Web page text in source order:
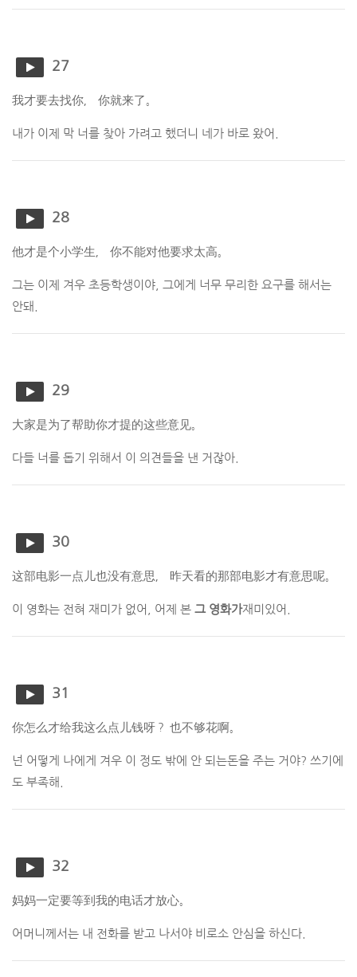
27
我才要去找你， 你就来了。
내가 이제 막 너를 찾아 가려고 했더니 네가 바로 왔어.
28
他才是个小学生， 你不能对他要求太高。
그는 이제 겨우 초등학생이야, 그에게 너무 무리한 요구를 해서는
안돼.
29
大家是为了帮助你才提的这些意见。
다들 너를 돕기 위해서 이 의견들을 낸 거잖아.
30
这部电影一点儿也没有意思， 昨天看的那部电影才有意思呢。
이 영화는 전혀 재미가 없어, 어제 본 그 영화가재미있어.
31
你怎么才给我这么点儿钱呀？ 也不够花啊。
넌 어떻게 나에게 겨우 이 정도 밖에 안 되는돈을 주는 거야? 쓰기에
도 부족해.
32
妈妈一定要等到我的电话才放心。
어머니께서는 내 전화를 받고 나서야 비로소 안심을 하신다.